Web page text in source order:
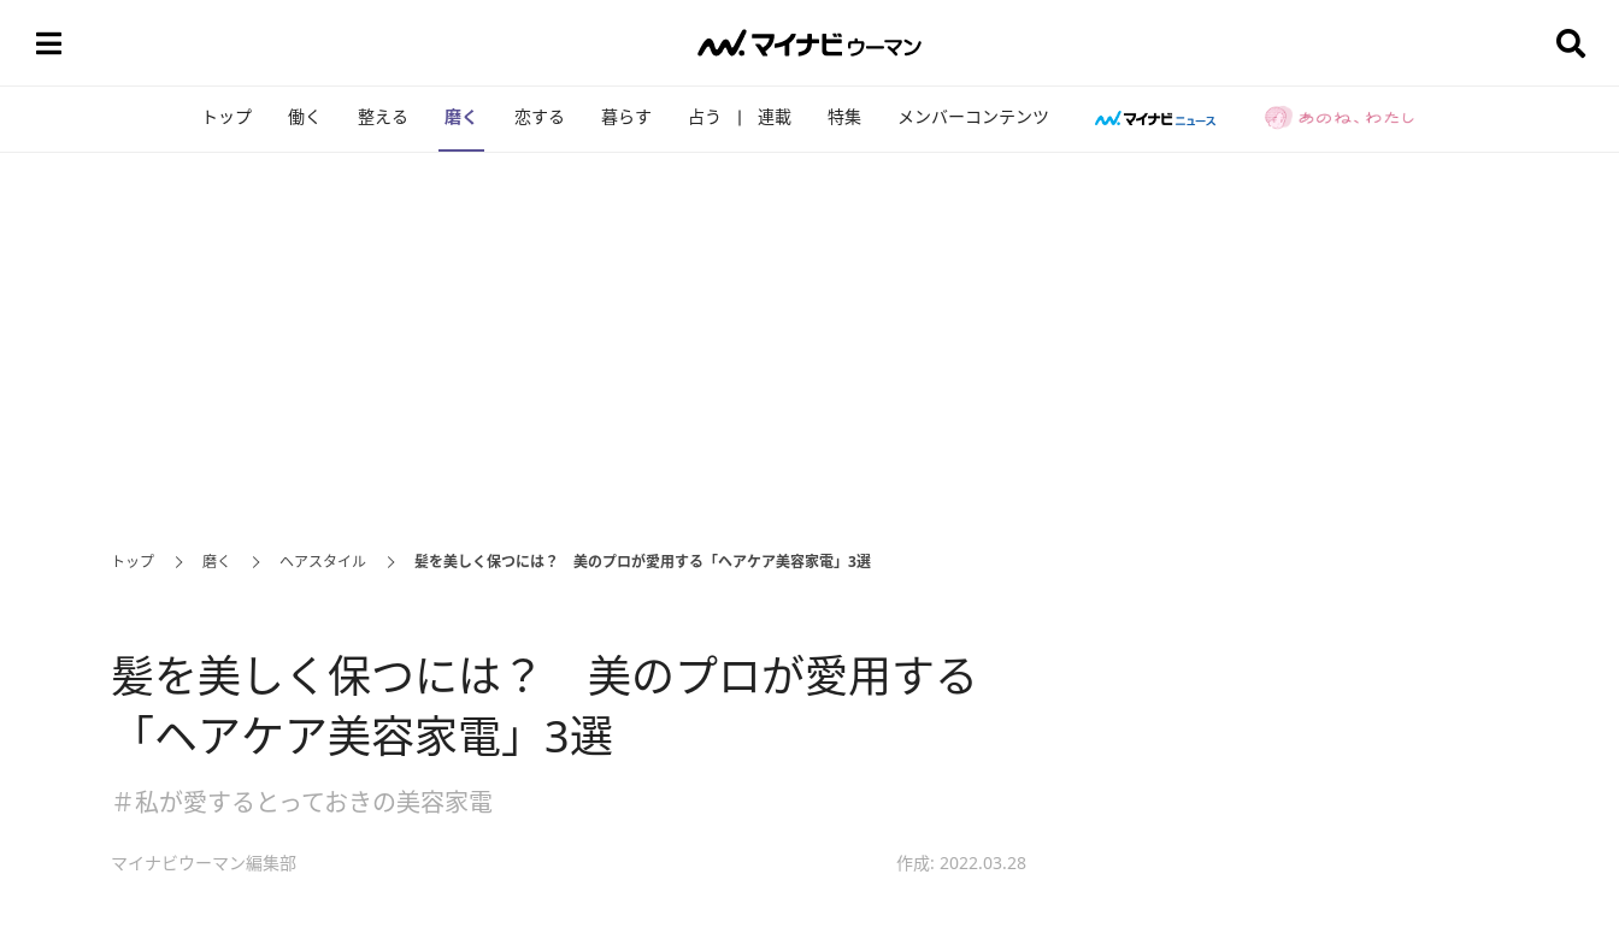
トップ 働く 整える 磨く 恋する 暮らす 占う 連載 特集 メンバーコンテンツ
トップ 磨く ヘアスタイル 髪を美しく保つには？ 美のプロが愛用する「ヘアケア美容家電」3選
髪を美しく保つには？ 美のプロが愛用する
「ヘアケア美容家電」3選
＃私が愛するとっておきの美容家電
マイナビウーマン編集部 作成: 2022.03.28